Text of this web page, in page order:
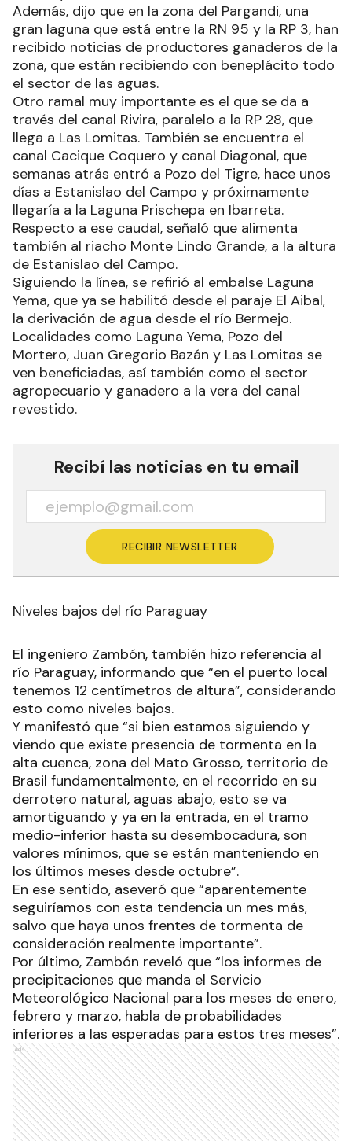
Además, dijo que en la zona del Pargandi, una
gran laguna que está entre la RN 95 y la RP 3, han
recibido noticias de productores ganaderos de la
zona, que están recibiendo con beneplácito todo
el sector de las aguas.
Otro ramal muy importante es el que se da a
través del canal Rivira, paralelo a la RP 28, que
llega a Las Lomitas. También se encuentra el
canal Cacique Coquero y canal Diagonal, que
semanas atrás entró a Pozo del Tigre, hace unos
días a Estanislao del Campo y próximamente
llegaría a la Laguna Prischepa en Ibarreta.
Respecto a ese caudal, señaló que alimenta
también al riacho Monte Lindo Grande, a la altura
de Estanislao del Campo.
Siguiendo la línea, se refirió al embalse Laguna
Yema, que ya se habilitó desde el paraje El Aibal,
la derivación de agua desde el río Bermejo.
Localidades como Laguna Yema, Pozo del
Mortero, Juan Gregorio Bazán y Las Lomitas se
ven beneficiadas, así también como el sector
agropecuario y ganadero a la vera del canal
revestido.
Recibí las noticias en tu email
RECIBIR NEWSLETTER
Niveles bajos del río Paraguay
El ingeniero Zambón, también hizo referencia al
río Paraguay, informando que “en el puerto local
tenemos 12 centímetros de altura”, considerando
esto como niveles bajos.
Y manifestó que “si bien estamos siguiendo y
viendo que existe presencia de tormenta en la
alta cuenca, zona del Mato Grosso, territorio de
Brasil fundamentalmente, en el recorrido en su
derrotero natural, aguas abajo, esto se va
amortiguando y ya en la entrada, en el tramo
medio-inferior hasta su desembocadura, son
valores mínimos, que se están manteniendo en
los últimos meses desde octubre”.
En ese sentido, aseveró que “aparentemente
seguiríamos con esta tendencia un mes más,
salvo que haya unos frentes de tormenta de
consideración realmente importante”.
Por último, Zambón reveló que “los informes de
precipitaciones que manda el Servicio
Meteorológico Nacional para los meses de enero,
febrero y marzo, habla de probabilidades
inferiores a las esperadas para estos tres meses”.
Ads